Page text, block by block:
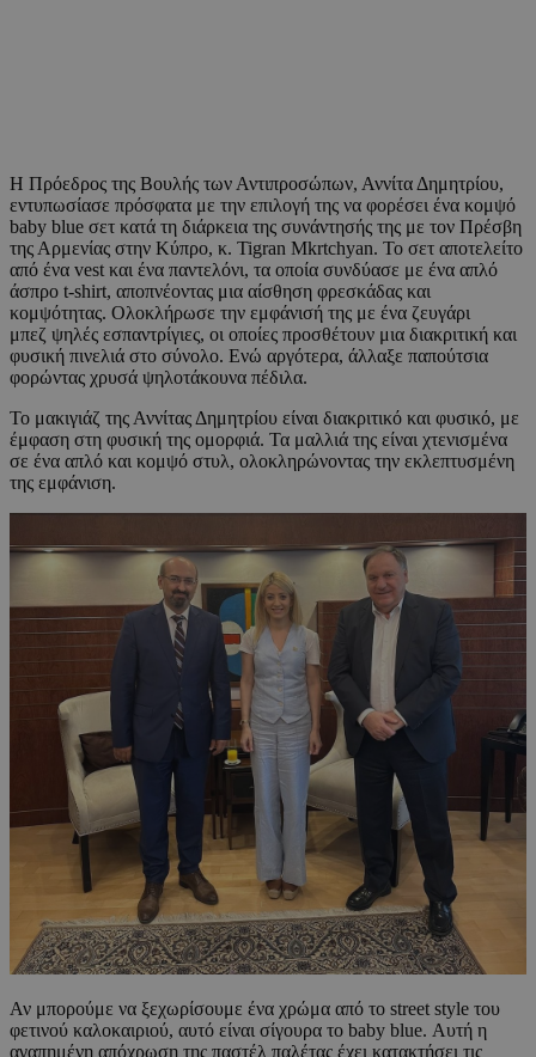
Η Πρόεδρος της Βουλής των Αντιπροσώπων, Αννίτα Δημητρίου,
εντυπωσίασε πρόσφατα με την επιλογή της να φορέσει ένα κομψό
baby blue σετ κατά τη διάρκεια της συνάντησής της με τον Πρέσβη
της Αρμενίας στην Κύπρο, κ. Tigran Mkrtchyan. Το σετ αποτελείτο
από ένα vest και ένα παντελόνι, τα οποία συνδύασε με ένα απλό
άσπρο t-shirt, αποπνέοντας μια αίσθηση φρεσκάδας και
κομψότητας. Ολοκλήρωσε την εμφάνισή της με ένα ζευγάρι
μπεζ ψηλές εσπαντρίγιες, οι οποίες προσθέτουν μια διακριτική και
φυσική πινελιά στο σύνολο. Ενώ αργότερα, άλλαξε παπούτσια
φορώντας χρυσά ψηλοτάκουνα πέδιλα.
Το μακιγιάζ της Αννίτας Δημητρίου είναι διακριτικό και φυσικό, με
έμφαση στη φυσική της ομορφιά. Τα μαλλιά της είναι χτενισμένα
σε ένα απλό και κομψό στυλ, ολοκληρώνοντας την εκλεπτυσμένη
της εμφάνιση.
Αν μπορούμε να ξεχωρίσουμε ένα χρώμα από το street style του
φετινού καλοκαιριού, αυτό είναι σίγουρα το baby blue. Αυτή η
αγαπημένη απόχρωση της παστέλ παλέτας έχει κατακτήσει τις